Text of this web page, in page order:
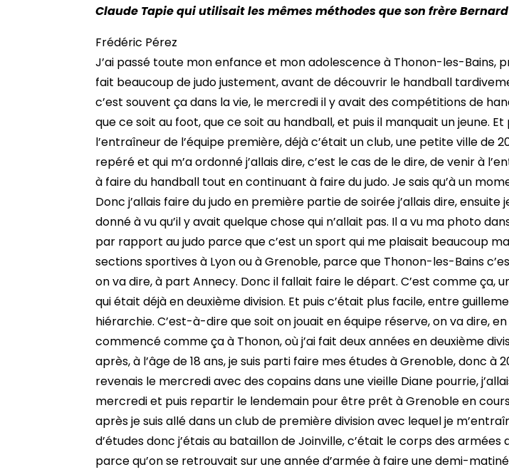
Claude Tapie qui utilisait les mêmes méthodes que son frère
Frédéric Pérez
J’ai passé toute mon enfance et mon adolescence à Thonon-les-Bains, près d’Annecy, près du lac Léman, où j’ai découvert le sport, j’ai fait beaucoup de judo justement, avant de découvrir le handball tardivement. Et il y avait un club, après des concours de circonstances, c’est souvent ça dans la vie, le mercredi il y avait des compétitions de handball, et j’aimais bien tout ce qui était poste de gardien de but, que ce soit au foot, que ce soit au handball, et puis il manquait un jeune. Et puis ce jour-là, j’ai dû pas être trop mauvais, puisque l’entraîneur de l’équipe première, déjà c’était un club, une petite ville de 20 000 habitants, 25 000 habitants, Thonon-les-Bains, qui m’a repéré et qui m’a ordonné j’allais dire, c’est le cas de le dire, de venir à l’entraînement. Puis c’est comme ça, à 15 ans, que j’ai commencé à faire du handball tout en continuant à faire du judo. Je sais qu’à un moment donné, j’ai caché pendant six mois le fait de faire du judo. Donc j’allais faire du judo en première partie de soirée j’allais dire, ensuite je m’entraînais au handball. Et puis bon, mon père à un moment donné à vu qu’il y avait quelque chose qui n’allait pas. Il a vu ma photo dans le journal une fois là. Donc à partir de là, j’étais à saturation par rapport au judo parce que c’est un sport qui me plaisait beaucoup mais qui était énergivore on va dire. Donc il fallait basculer sur des sections sportives à Lyon ou à Grenoble, parce que Thonon-les-Bains c’est une petite ville, comme la Haute-Savoie, est très enclavée, on va dire, à part Annecy. Donc il fallait faire le départ. C’est comme ça, un concours de circonstances, que j’ai mis les pieds dans un club qui était déjà en deuxième division. Et puis c’était plus facile, entre guillemets, d’accès. Il y avait moins de strates, il y avait moins de hiérarchie. C’est-à-dire que soit on jouait en équipe réserve, on va dire, en régional, soit on intégrait le collectif provisionnel. Donc j’ai commencé comme ça à Thonon, où j’ai fait deux années en deuxième division et deux années en première division justement. Et puis après, à l’âge de 18 ans, je suis parti faire mes études à Grenoble, donc à 200 km de là. Et la troisième année, donc pendant deux ans, je revenais le mercredi avec des copains dans une vieille Diane pourrie, j’allais dire et je faisais 200 bornes pour pouvoir m’entraîner le mercredi et puis repartir le lendemain pour être prêt à Grenoble en cours. Ça avec des souvenirs extraordinaires quand même, et puis après je suis allé dans un club de première division avec lequel je m’entraînais à Grenoble, à Saint-Martin d’Hères. Après j’ai fini mon cycle d’études donc j’étais au bataillon de Joinville, c’était le corps des armées qui réunissait tous les athlètes on va dire. Donc ça c’était super parce qu’on se retrouvait sur une année d’armée à faire une demi-matinée j’allais dire de classe militaire et puis tout le reste de temps de s’entraîner. Tout sport confondu, donc c’est super parce-qu’il y avait aussi bien, l’année où je suis rentré, c’était Yannick Noah qui avait gagné le Roland-Garros en 1983. C’était l’époque des Forget, Lecomte, etc. Je trouvais aussi bien des sportifs très connus, très fortunés, parce qu’il y avait aussi des footballeurs, que des rugbymans, que des athlètes, que des gymnastiques, et ça c’était super parce que tout le monde était à la même enseigne. Au bataillon de Joinville à Fontainebleau et c’était très pratique pour toutes les fédérations parce que c’était une année de stage complet avec tout une génération d’âge quoi. Donc ça je suis parti tout de suite et puis tout en jouant après à Paris, donc j’ai été muté à Paris où je suis resté une dizaine d’années. D’abord dans un super club qui était très titré, je me demande si avec Ivry-sur-Seine c’est pas encore le club le plus titré qui s’appelait la Stella Saint-Maur. Là aussi avec un système avec d’excellents joueurs très jeunes comme moi à l’époque mais avec un passé historique très glorieux parce que c’était un club qui a été très fort mais qui avait pas de publicité. Comme je disais, c’était le passage encore du monde amateur au monde professionnel. Après en 88, je suis parti à Créteil. J’ai franchi un pont parce que Saint-Maur et Créteil, dans le règlement sont séparés par un pont. Et là, j’ai vu apparaître l’individu qui s’appelait Jean-Claude Tapie, frère de Bernard Tapie. Il a voulu faire la même chose. Donc, ça coïncide aussi à l’apologie après, je veux dire, en 93, lorsque l’OM football a été sacrée championne d’Europe, le seul titre. Nous, on était juste avant, on va dire. Il y a eu l’époque Vitrolles avec Tapie, quand il était parti de Créteil. Et pendant 4 ans, j’ai eu Jean-Claude Tapie, donc avec des salaires qui étaient multipliés par 4, par 5, par 6. Une grosse période, on va dire, où Tapie, Jean-Claude, a fait comme son frère, a fait un recrutement haut standing, avec un tas de réseau du style Charles Biétry, qui était quelqu’un d’éminent journaliste à Canal+, et on a commencé à faire des matchs télévisés, avoir des sponsors particuliers, etc. Ça c’était Créteil à la grosse époque on va dire, voilà 88. Alors donc bon on avait eu la malchance d’être deuxième parce que pour Tapie c’est vraiment un déshonneur que d’être deuxième d’un championnat. Et dès l’année d’après on a été champion de France, on a